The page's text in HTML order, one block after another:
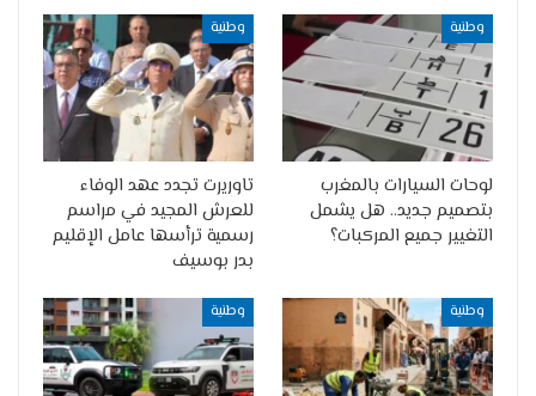
وطنية
لوحات السيارات بالمغرب
بتصميم جديد.. هل يشمل
التغيير جميع المركبات؟
وطنية
تاوريرت تجدد عهد الوفاء
للعرش المجيد في مراسم
رسمية ترأسها عامل الإقليم
بدر بوسيف
وطنية وطنية